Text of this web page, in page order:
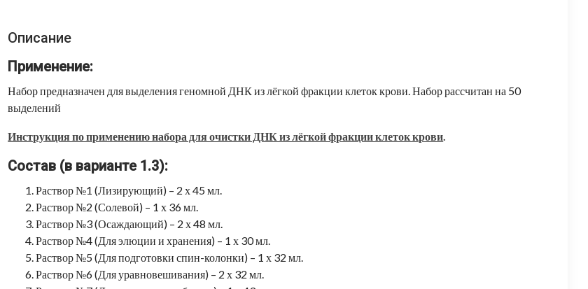
Описание
Применение:
Набор предназначен для выделения геномной ДНК из лёгкой фракции клеток крови. Набор рассчитан на 50
выделений
Инструкция по применению набора для очистки ДНК из лёгкой фракции клеток крови.
Состав (в варианте 1.3):
Раствор №1 (Лизирующий) – 2 х 45 мл.
Раствор №2 (Солевой) – 1 х 36 мл.
Раствор №3 (Осаждающий) – 2 х 48 мл.
Раствор №4 (Для элюции и хранения) – 1 х 30 мл.
Раствор №5 (Для подготовки спин-колонки) – 1 х 32 мл.
Раствор №6 (Для уравновешивания) – 2 х 32 мл.